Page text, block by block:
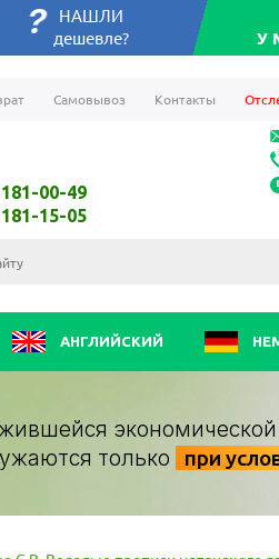
НАШЛИ
дешевле?
У
Самовывоз Контакты
00-49
15-05
АНГЛИЙСКИЙ
только
при